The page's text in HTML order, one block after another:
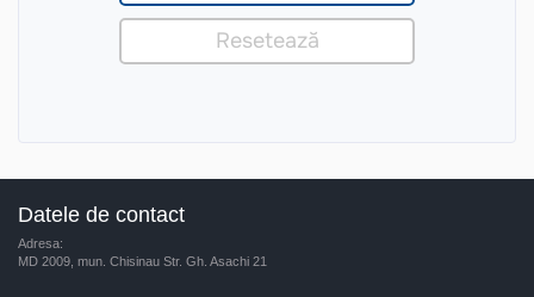
Datele de contact
Adresa:
MD 2009, mun. Chisinau Str. Gh. Asachi 21